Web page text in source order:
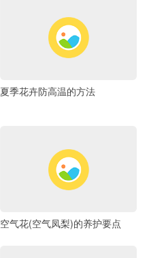
夏季花卉防高温的方法
空气花(空气凤梨)的养护要点